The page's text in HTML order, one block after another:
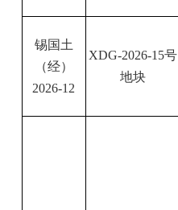
锡国土
（经）
2026-12
XDG-2026-15号
地块